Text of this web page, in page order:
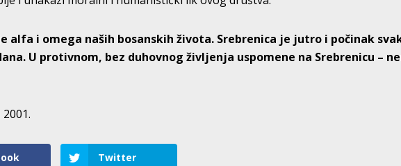
alfa i omega naših bosanskih života. Srebrenica je jutro i počinak
U protivnom, bez duhovnog življenja uspomene na Srebrenicu –
2001.
Twitter